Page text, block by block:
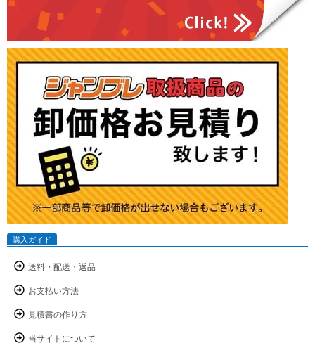
購入ガイド
送料・配送・返品
お支払い方法
見積書の作り方
当サイトについて